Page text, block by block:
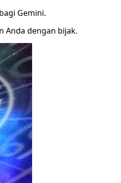
Gemini.
Anda dengan bijak.